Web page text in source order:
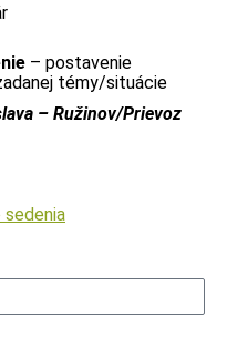
– postavenie
témy/situácie
– Ružinov/Prievoz
sedenia